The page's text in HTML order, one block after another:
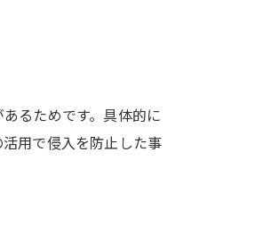
るためです。具体的に
用で侵入を防止した事